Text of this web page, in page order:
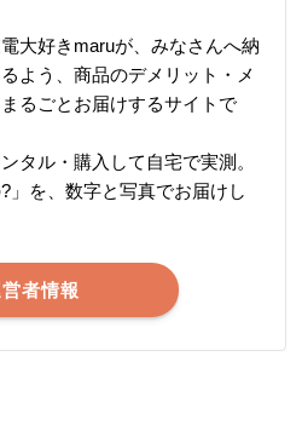
大好きmaruが、みなさんへ納
よう、商品のデメリット・メ
るごとお届けするサイトで
タル・購入して自宅で実測。
」を、数字と写真でお届けし
者情報